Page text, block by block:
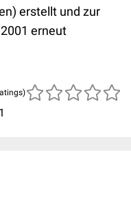
erstellt und zur
erneut